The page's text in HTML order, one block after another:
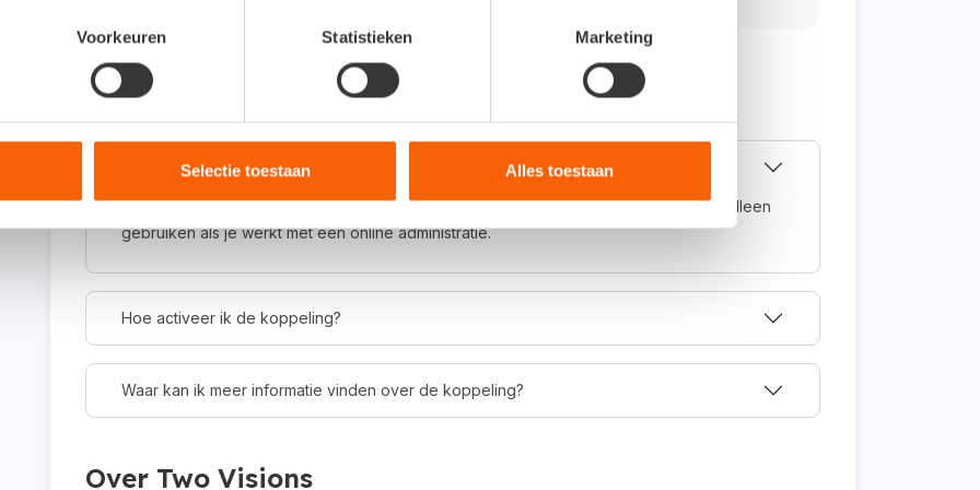
Voorkeuren Statistieken Marketing
Selectie toestaan Alles toestaan
Veelgestelde vragen
Om wat voor type koppeling gaat het?
Dit is een API-koppeling. Een API-koppeling werkt volledig online en kun je daarom alleen
gebruiken als je werkt met een online administratie.
Hoe activeer ik de koppeling?
Waar kan ik meer informatie vinden over de koppeling?
Over Two Visions